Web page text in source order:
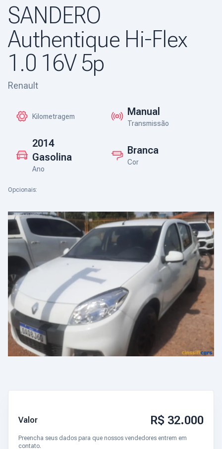
SANDERO
Authentique Hi-Flex
1.0 16V 5p
Renault
Kilometragem Manual
Transmissão
2014
Gasolina
Ano
Branca
Cor
Opcionais:
Valor R$ 32.000
Preencha seus dados para que nossos vendedores entrem em
contato.